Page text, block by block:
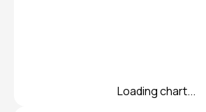
Loading chart...